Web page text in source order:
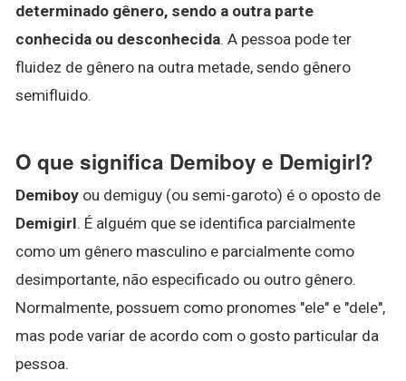
determinado gênero, sendo a outra parte
conhecida ou desconhecida. A pessoa pode ter
fluidez de gênero na outra metade, sendo gênero
semifluido.
O que significa Demiboy e Demigirl?
Demiboy ou demiguy (ou semi-garoto) é o oposto de
Demigirl. É alguém que se identifica parcialmente
como um gênero masculino e parcialmente como
desimportante, não especificado ou outro gênero.
Normalmente, possuem como pronomes "ele" e "dele",
mas pode variar de acordo com o gosto particular da
pessoa.